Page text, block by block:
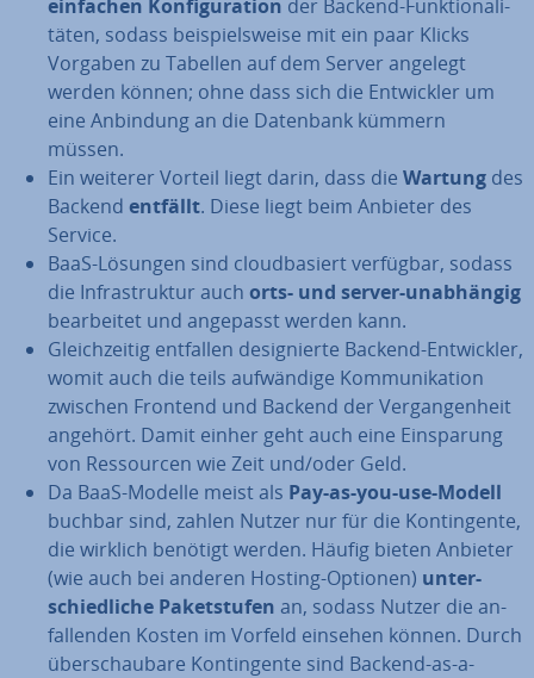
einfachen Kon­fi­gu­ra­ti­on der Backend-Funk­tio­na­li­
tä­ten, sodass bei­spiels­wei­se mit ein paar Klicks
Vorgaben zu Tabellen auf dem Server angelegt
werden können; ohne dass sich die Ent­wick­ler um
eine Anbindung an die Datenbank kümmern
müssen.
Ein weiterer Vorteil liegt darin, dass die Wartung des
Backend entfällt. Diese liegt beim Anbieter des
Service.
BaaS-Lösungen sind cloud­ba­siert verfügbar, sodass
die In­fra­struk­tur auch orts- und server-un­ab­hän­gig
be­ar­bei­tet und angepasst werden kann.
Gleich­zei­tig entfallen de­si­gnier­te Backend-Ent­wick­ler,
womit auch die teils auf­wän­di­ge Kom­mu­ni­ka­ti­on
zwischen Frontend und Backend der Ver­gan­gen­heit
angehört. Damit einher geht auch eine Ein­spa­rung
von Res­sour­cen wie Zeit und/oder Geld.
Da BaaS-Modelle meist als Pay-as-you-use-Modell
buchbar sind, zahlen Nutzer nur für die Kon­tin­gen­te,
die wirklich benötigt werden. Häufig bieten Anbieter
(wie auch bei anderen Hosting-Optionen) un­ter­
schied­li­che Pa­ket­stu­fen an, sodass Nutzer die an­
fal­len­den Kosten im Vorfeld einsehen können. Durch
über­schau­ba­re Kon­tin­gen­te sind Backend-as-a-